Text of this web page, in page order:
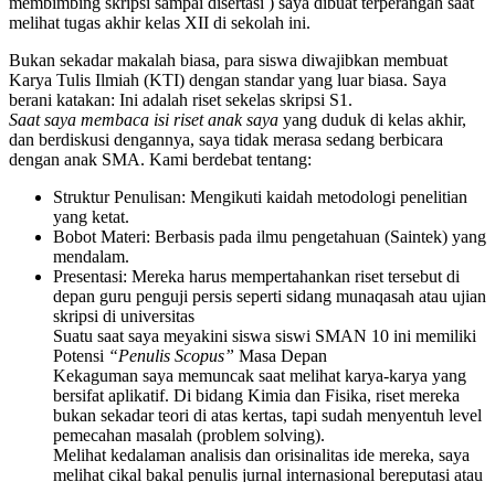
melihat tugas akhir kelas XII di sekolah ini.
​Bukan sekadar makalah biasa, para siswa diwajibkan membuat
Karya Tulis Ilmiah (KTI) dengan standar yang luar biasa. Saya
berani katakan: Ini adalah riset sekelas skripsi S1.
​Saat saya membaca isi riset anak saya yang duduk di kelas akhir,
dan berdiskusi dengannya, saya tidak merasa sedang berbicara
dengan anak SMA. Kami berdebat tentang:
​Struktur Penulisan: Mengikuti kaidah metodologi penelitian
yang ketat.
​Bobot Materi: Berbasis pada ilmu pengetahuan (Saintek) yang
mendalam.
Presentasi: Mereka harus mempertahankan riset tersebut di
depan guru penguji persis seperti sidang munaqasah atau ujian
skripsi di universitas
Suatu saat saya meyakini siswa siswi SMAN 10 ini memiliki ​
Potensi “Penulis Scopus” Masa Depan
​Kekaguman saya memuncak saat melihat karya-karya yang
bersifat aplikatif. Di bidang Kimia dan Fisika, riset mereka
bukan sekadar teori di atas kertas, tapi sudah menyentuh level
pemecahan masalah (problem solving).
​Melihat kedalaman analisis dan orisinalitas ide mereka, saya
melihat cikal bakal penulis jurnal internasional bereputasi atau